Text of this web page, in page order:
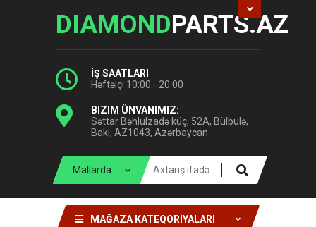
DIAMONDPARTS.AZ
İŞ SAATLARI
Həftəiçi 10:00 - 20:00
BIZIM ÜNVANIMIZ:
Səttar Bəhlulzadə küç, 52A, Bülbulə,
Bakı, AZ1043, Azərbaycan
MAĞAZA KATEQORIYALARI